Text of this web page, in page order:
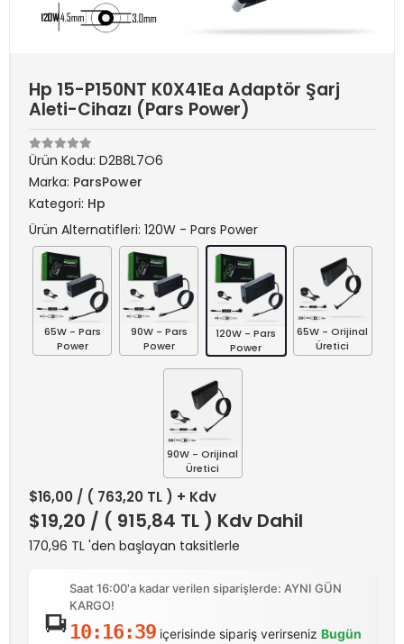
Hp 15-P150NT K0X41Ea Adaptör Şarj
Aleti-Cihazı (Pars Power)
Ürün Kodu: D2B8L7O6
Marka: ParsPower
Kategori: Hp
Ürün Alternatifleri: 120W - Pars Power
65W - Pars
Power
90W - Pars
Power
120W - Pars
Power
65W - Orijinal
Üretici
90W - Orijinal
Üretici
$16,00 / ( 763,20 TL ) + Kdv
$19,20 / ( 915,84 TL ) Kdv Dahil
170,96 TL 'den başlayan taksitlerle
Saat 16:00'a kadar verilen siparişlerde: AYNI GÜN
KARGO!
10:16:39içerisinde sipariş verirseniz Bugün